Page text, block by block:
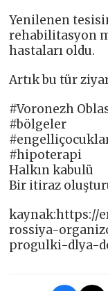
Yenilenen
rehabilitasyon
hastaları oldu.
Artık bu tür
#Voronezh
#bölgeler
#hipoterapi
Halkın kabulü
Bir itiraz
kaynak:https://
rossiya-
progulki-dlya-